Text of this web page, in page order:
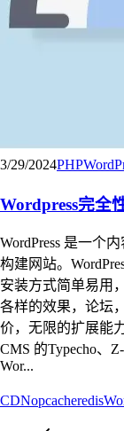
3/29/2024PHP
Wordpress完全
WordPress 是一个
构建网站。
安装方式简单易用
各样的效果，论坛
价，无限的扩展能
CMS 的Typecho、
Wor...
CDNopcacheredis